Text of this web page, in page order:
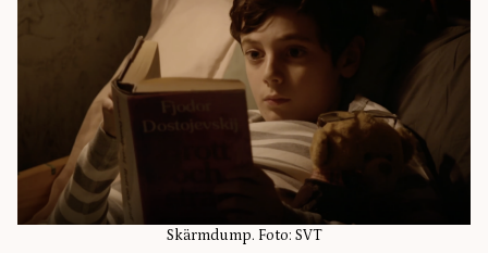
Skärmdump. Foto: SVT